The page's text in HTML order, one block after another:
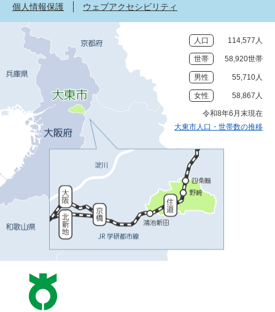
個人情報保護
ウェブアクセシビリティ
人口 114,577人
世帯 58,920世帯
男性 55,710人
女性 58,867人
令和8年6月末現在
大東市人口・世帯数の推移